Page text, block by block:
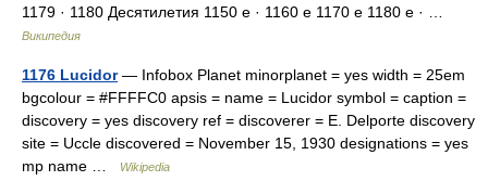
1179 · 1180 Десятилетия 1150 е · 1160 е 1170 е 1180 е · …
Википедия
1176 Lucidor— Infobox Planet minorplanet = yes width = 25em
bgcolour = #FFFFC0 apsis = name = Lucidor symbol = caption =
discovery = yes discovery ref = discoverer = E. Delporte discovery
site = Uccle discovered = November 15, 1930 designations = yes
mp name …
Wikipedia